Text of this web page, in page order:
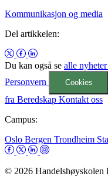
Kommunikasjon og media
Del artikkelen:
Du kan også se alle nyheter
Personvern
Cookies
fra Beredskap Kontakt oss
Campus:
Oslo Bergen Trondheim
© 2026 Handelshøyskolen